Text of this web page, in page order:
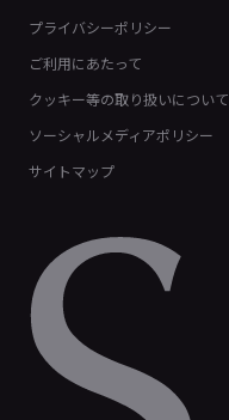
プライバシーポリシー
ご利用にあたって
クッキー等の取り扱いについて
ソーシャルメディアポリシー
サイトマップ